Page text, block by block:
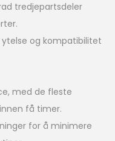
tredjepartsdeler
og kompatibilitet
med de fleste
få timer.
for å minimere